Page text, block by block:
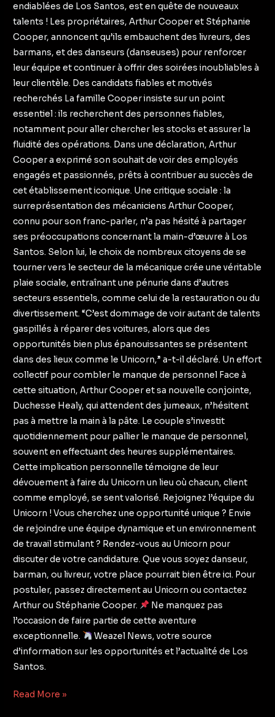
endiablées de Los Santos, est en quête de nouveaux
talents ! Les propriétaires, Arthur Cooper et Stéphanie
Cooper, annoncent qu’ils embauchent des livreurs, des
barmans, et des danseurs (danseuses) pour renforcer
leur équipe et continuer à offrir des soirées inoubliables à
leur clientèle. Des candidats fiables et motivés
recherchés La famille Cooper insiste sur un point
essentiel : ils recherchent des personnes fiables,
notamment pour aller chercher les stocks et assurer la
fluidité des opérations. Dans une déclaration, Arthur
Cooper a exprimé son souhait de voir des employés
engagés et passionnés, prêts à contribuer au succès de
cet établissement iconique. Une critique sociale : la
surreprésentation des mécaniciens Arthur Cooper,
connu pour son franc-parler, n’a pas hésité à partager
ses préoccupations concernant la main-d’œuvre à Los
Santos. Selon lui, le choix de nombreux citoyens de se
tourner vers le secteur de la mécanique crée une véritable
plaie sociale, entraînant une pénurie dans d’autres
secteurs essentiels, comme celui de la restauration ou du
divertissement. “C’est dommage de voir autant de talents
gaspillés à réparer des voitures, alors que des
opportunités bien plus épanouissantes se présentent
dans des lieux comme le Unicorn,” a-t-il déclaré. Un effort
collectif pour combler le manque de personnel Face à
cette situation, Arthur Cooper et sa nouvelle conjointe,
Duchesse Healy, qui attendent des jumeaux, n’hésitent
pas à mettre la main à la pâte. Le couple s’investit
quotidiennement pour pallier le manque de personnel,
souvent en effectuant des heures supplémentaires.
Cette implication personnelle témoigne de leur
dévouement à faire du Unicorn un lieu où chacun, client
comme employé, se sent valorisé. Rejoignez l’équipe du
Unicorn ! Vous cherchez une opportunité unique ? Envie
de rejoindre une équipe dynamique et un environnement
de travail stimulant ? Rendez-vous au Unicorn pour
discuter de votre candidature. Que vous soyez danseur,
barman, ou livreur, votre place pourrait bien être ici. Pour
postuler, passez directement au Unicorn ou contactez
Arthur ou Stéphanie Cooper.
Ne manquez pas
l’occasion de faire partie de cette aventure
exceptionnelle.
Weazel News, votre source
d’information sur les opportunités et l’actualité de Los
Santos.
Read More »